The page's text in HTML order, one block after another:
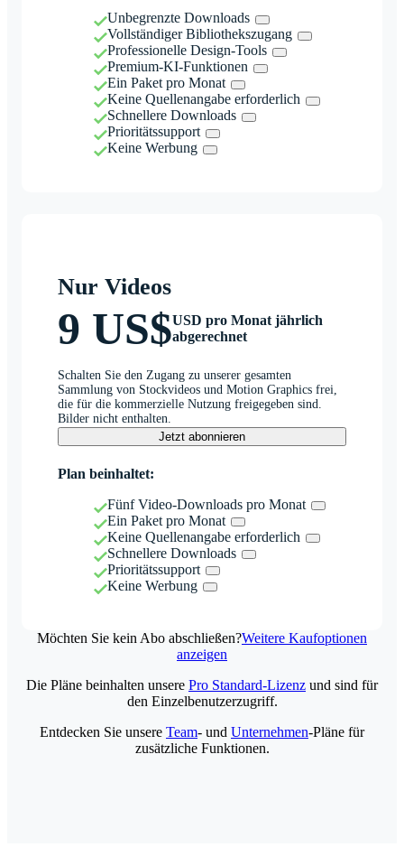
Unbegrenzte Downloads
Vollständiger Bibliothekszugang
Professionelle Design-Tools
Premium-KI-Funktionen
Ein Paket pro Monat
Keine Quellenangabe erforderlich
Schnellere Downloads
Prioritätssupport
Keine Werbung
Nur Videos
9 US$USD pro Monat jährlich
abgerechnet
Schalten Sie den Zugang zu unserer gesamten
Sammlung von Stockvideos und Motion Graphics frei,
die für die kommerzielle Nutzung freigegeben sind.
Bilder nicht enthalten.
Jetzt abonnieren
Plan beinhaltet:
Fünf Video-Downloads pro Monat
Ein Paket pro Monat
Keine Quellenangabe erforderlich
Schnellere Downloads
Prioritätssupport
Keine Werbung
Möchten Sie kein Abo abschließen?Weitere Kaufoptionen
anzeigen
Die Pläne beinhalten unsere Pro Standard-Lizenz und sind für
den Einzelbenutzerzugriff.
Entdecken Sie unsere Team- und Unternehmen-Pläne für
zusätzliche Funktionen.